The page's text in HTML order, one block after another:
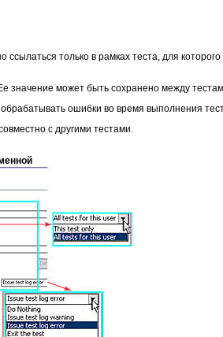
только в рамках теста, для
значение может быть сохранено между
ошибки во время выполнения
с другими тестами.